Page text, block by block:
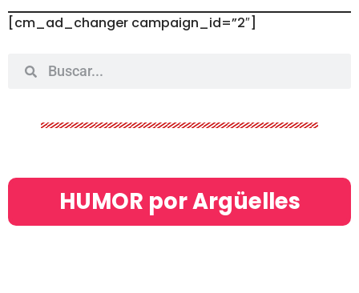
[cm_ad_changer campaign_id=”2″]
HUMOR por Argüelles​